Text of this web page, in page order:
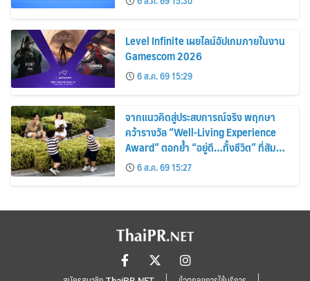
Group Showcasing Thai Soft Power
to the World
Level Infinite เผยไลน์อัปเกมภายในงาน
Gamescom 2026
6 ส.ค. 69 15:29
จากแนวคิดสู่ประสบการณ์จริง พฤกษา
คว้ารางวัล “Well-Living Experience
Award” ตอกย้ำ “อยู่ดี…ทั้งชีวิต” ที่สัมผัส
ได้ในทุกวัน
6 ส.ค. 69 15:27